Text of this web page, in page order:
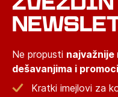
Ne propusti najvažnije
dešavanjima i
Kratki imejlovi za